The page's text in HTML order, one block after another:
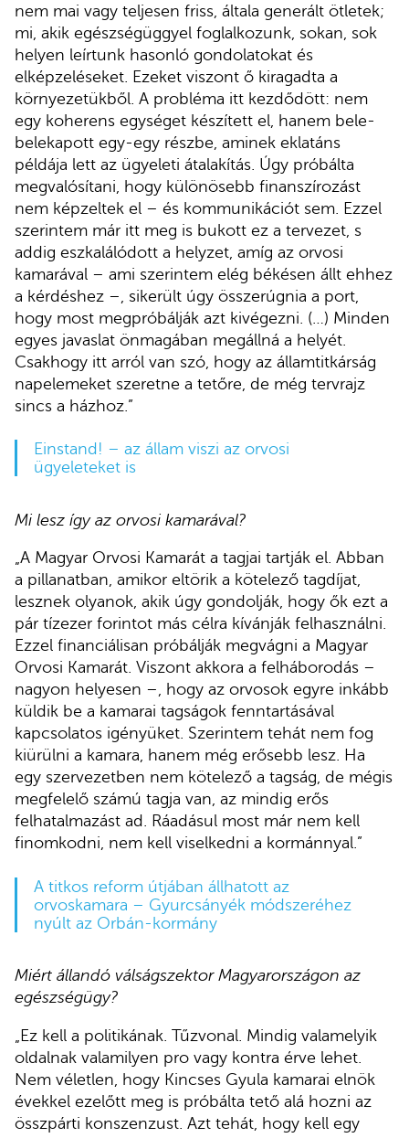
nem mai vagy teljesen friss, általa generált ötletek;
mi, akik egészségüggyel foglalkozunk, sokan, sok
helyen leírtunk hasonló gondolatokat és
elképzeléseket. Ezeket viszont ő kiragadta a
környezetükből. A probléma itt kezdődött: nem
egy koherens egységet készített el, hanem bele-
belekapott egy-egy részbe, aminek eklatáns
példája lett az ügyeleti átalakítás. Úgy próbálta
megvalósítani, hogy különösebb finanszírozást
nem képzeltek el – és kommunikációt sem. Ezzel
szerintem már itt meg is bukott ez a tervezet, s
addig eszkalálódott a helyzet, amíg az orvosi
kamarával – ami szerintem elég békésen állt ehhez
a kérdéshez –, sikerült úgy összerúgnia a port,
hogy most megpróbálják azt kivégezni. (…) Minden
egyes javaslat önmagában megállná a helyét.
Csakhogy itt arról van szó, hogy az államtitkárság
napelemeket szeretne a tetőre, de még tervrajz
sincs a házhoz.”
Einstand! – az állam viszi az orvosi
ügyeleteket is
Mi lesz így az orvosi kamarával?
„A Magyar Orvosi Kamarát a tagjai tartják el. Abban
a pillanatban, amikor eltörik a kötelező tagdíjat,
lesznek olyanok, akik úgy gondolják, hogy ők ezt a
pár tízezer forintot más célra kívánják felhasználni.
Ezzel financiálisan próbálják megvágni a Magyar
Orvosi Kamarát. Viszont akkora a felháborodás –
nagyon helyesen –, hogy az orvosok egyre inkább
küldik be a kamarai tagságok fenntartásával
kapcsolatos igényüket. Szerintem tehát nem fog
kiürülni a kamara, hanem még erősebb lesz. Ha
egy szervezetben nem kötelező a tagság, de mégis
megfelelő számú tagja van, az mindig erős
felhatalmazást ad. Ráadásul most már nem kell
finomkodni, nem kell viselkedni a kormánnyal.”
A titkos reform útjában állhatott az
orvoskamara – Gyurcsányék módszeréhez
nyúlt az Orbán-kormány
Miért állandó válságszektor Magyarországon az
egészségügy?
„Ez kell a politikának. Tűzvonal. Mindig valamelyik
oldalnak valamilyen pro vagy kontra érve lehet.
Nem véletlen, hogy Kincses Gyula kamarai elnök
évekkel ezelőtt meg is próbálta tető alá hozni az
összpárti konszenzust. Azt tehát, hogy kell egy